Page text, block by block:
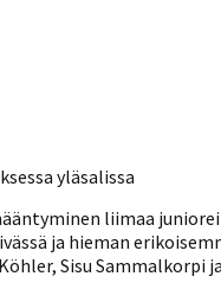
yläsalissa
liimaa
ja hieman
Sisu Sammalkorpi